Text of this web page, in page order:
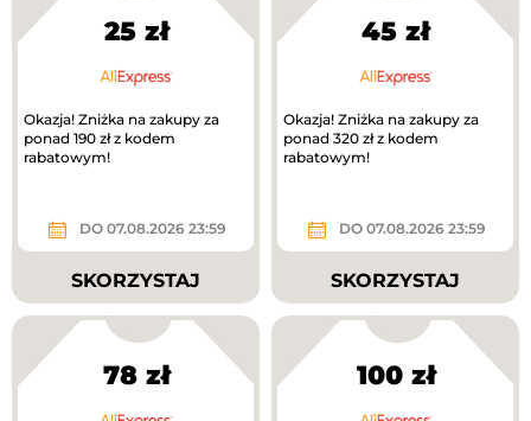
25 zł
Okazja! Zniżka na zakupy za
ponad 190 zł z kodem
rabatowym!
DO 07.08.2026 23:59
SKORZYSTAJ
45 zł
Okazja! Zniżka na zakupy za
ponad 320 zł z kodem
rabatowym!
DO 07.08.2026 23:59
SKORZYSTAJ
78 zł 100 zł